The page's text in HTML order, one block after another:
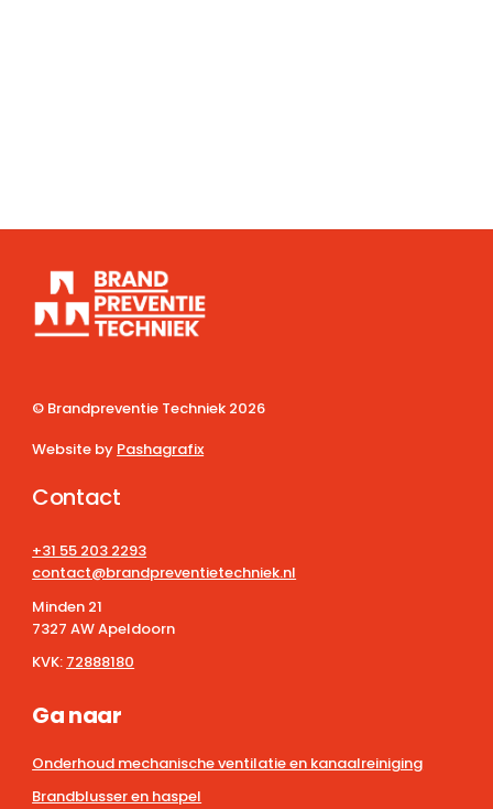
© Brandpreventie Techniek 2026
Website by Pashagrafix
Contact
+31 55 203 2293
contact@brandpreventietechniek.nl
Minden 21
7327 AW Apeldoorn
KVK: 72888180
Ga naar
Onderhoud mechanische ventilatie en kanaalreiniging
Brandblusser en haspel